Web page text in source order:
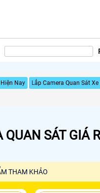
Nay Lắp Camera Quan Sát
SÁT GIÁ
THAM KHẢO